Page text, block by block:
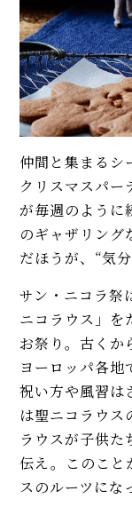
仲間と集まるシ
クリスマスパー
が毎週のよう
のギャザリング
だほうが、“気分
サン・ニコラ祭
ニコラウス」を
お祭り。古くか
ヨーロッパ各地
祝い方や風習は
は聖ニコラウス
ラウスが子供
伝え。このこと
スのルーツにな